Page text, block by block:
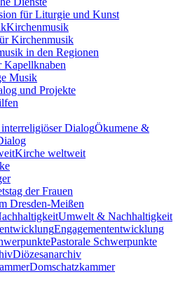
für Liturgie und Kunst
Kirchenmusik
Kirchenmusik
in den Regionen
Kapellknaben
Musik
und Projekte
Ökumene &
Kirche weltweit
der Frauen
Dresden-Meißen
Umwelt & Nachhaltigkeit
Engagemententwicklung
Pastorale Schwerpunkte
Diözesanarchiv
Domschatzkammer